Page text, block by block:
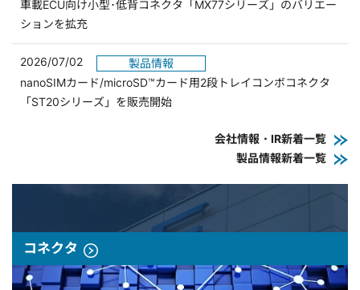
車載ECU向け小型･低背コネクタ「MX77シリーズ」のバリエー
ションを拡充
2026/07/02
製品情報
nanoSIMカード/microSD™カード用2段トレイコンボコネクタ
「ST20シリーズ」を販売開始
会社情報・IR新着一覧
製品情報新着一覧
コネクタ